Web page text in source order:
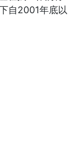
自2001年底以